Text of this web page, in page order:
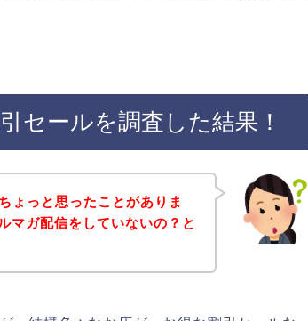
セールを調査した結果！
ょっと思ったことがありま
マガ配信をしていないの？と